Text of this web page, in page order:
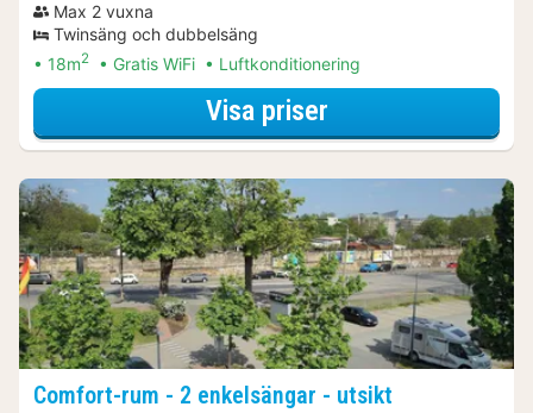
Max 2 vuxna
Twinsäng och dubbelsäng
18m2 Gratis WiFi Luftkonditionering
Visa priserför Business-rum
Comfort-rum - 2 enkelsängar - utsikt